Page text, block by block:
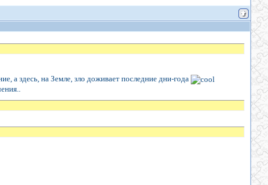
а здесь, на Земле, зло доживает последние дни-года